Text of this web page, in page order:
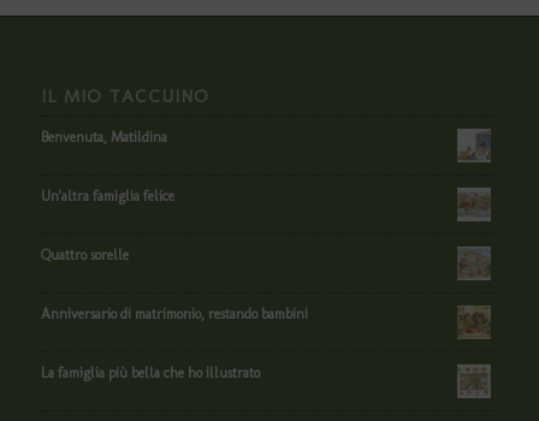
IL MIO TACCUINO
Benvenuta, Matildina
Un'altra famiglia felice
Quattro sorelle
Anniversario di matrimonio, restando bambini
La famiglia più bella che ho illustrato